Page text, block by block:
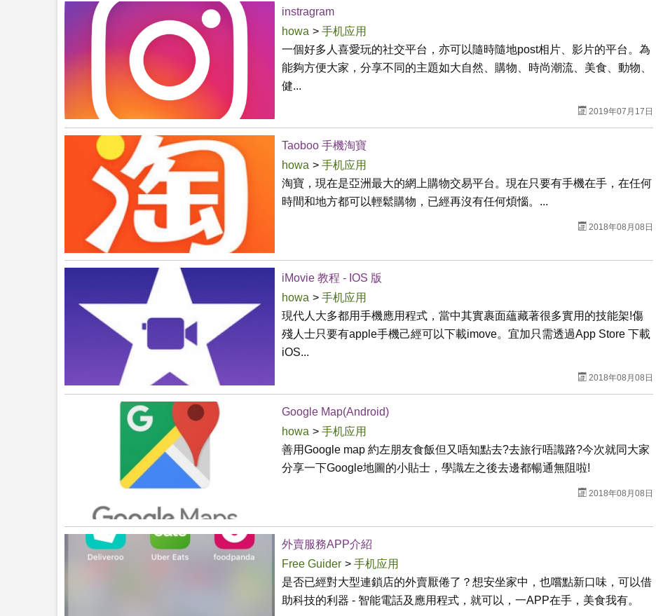
instragram
howa > 手机应用
一個好多人喜愛玩的社交平台，亦可以隨時隨地post相片、影片的平台。為
能夠方便大家，分享不同的主題如大自然、購物、時尚潮流、美食、動物、
健...
2019年07月17日
Taoboo 手機淘寶
howa > 手机应用
淘寶，現在是亞洲最大的網上購物交易平台。現在只要有手機在手，在任何
時間和地方都可以輕鬆購物，已經再沒有任何煩惱。...
2018年08月08日
iMovie 教程 - IOS 版
howa > 手机应用
現代人大多都用手機應用程式，當中其實裹面蘊藏著很多實用的技能架!傷
殘人士只要有apple手機己經可以下載imove。宜加只需透過App Store 下載
iOS...
2018年08月08日
Google Map(Android)
howa > 手机应用
善用Google map 約左朋友食飯但又唔知點去?去旅行唔識路?今次就同大家
分享一下Google地圖的小貼士，學識左之後去邊都暢通無阻啦!
2018年08月08日
外賣服務APP介紹
Free Guider > 手机应用
是否已經對大型連鎖店的外賣厭倦了？想安坐家中，也嚐點新口味，可以借
助科技的利器 - 智能電話及應用程式，就可以，一APP在手，美食我有。